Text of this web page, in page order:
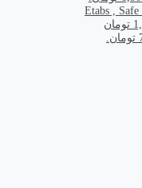
قیمت اصلی: 1,500,000 تومان